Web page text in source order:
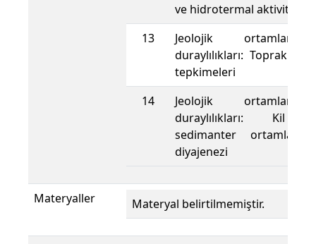
ve hidrotermal aktivite
13
Jeolojik ortamlar:
duraylılıkları:
tepkimeleri
14
Jeolojik ortamlar:
duraylılıkları: Kil
sedimanter ortamlar,
diyajenezi
Materyaller Materyal belirtilmemiştir.